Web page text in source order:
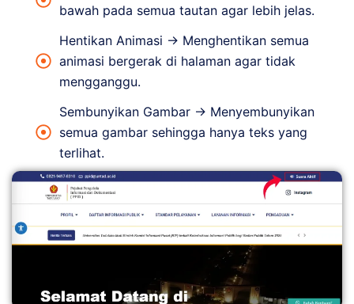
bawah pada semua tautan agar lebih jelas.
Hentikan Animasi → Menghentikan semua
animasi bergerak di halaman agar tidak
mengganggu.
Sembunyikan Gambar → Menyembunyikan
semua gambar sehingga hanya teks yang
terlihat.